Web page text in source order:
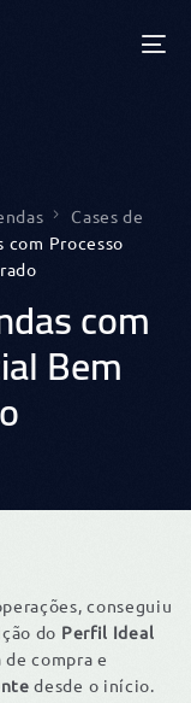
Cases de
com Processo
com
Bem
conseguiu
do Perfil Ideal
compra e
desde o início.